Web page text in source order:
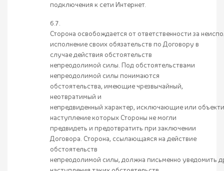
подключения к сети Интернет.
6.7.
Сторона освобождается от ответственности за
исполнение своих обязательств по Договору в
случае действия обстоятельств
непреодолимой силы. Под обстоятельствами
непреодолимой силы понимаются
обстоятельства, имеющие чрезвычайный,
неотвратимый и
непредвиденный характер, исключающие или
наступление которых Стороны не могли
предвидеть и предотвратить при заключении
Договора. Сторона, ссылающаяся на действие
обстоятельств
непреодолимой силы, должна письменно уведомить